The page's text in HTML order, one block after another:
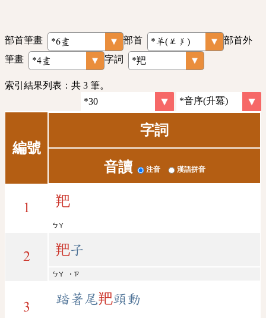
部首筆畫 部首
部首外
筆畫
字詞
索引結果列表：共 3 筆。
編號
字詞
音讀 注音 漢語拼音
1 羓
ㄅㄚ
2 羓子
ㄅㄚ ˙ㄗ
3
踏著尾羓頭動